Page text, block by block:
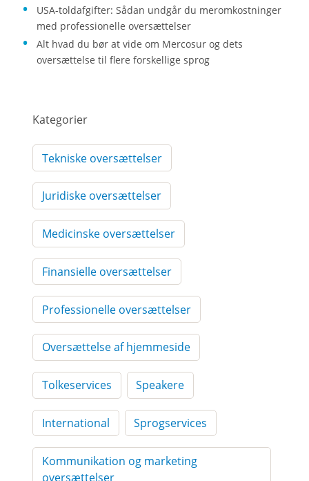
USA-toldafgifter: Sådan undgår du meromkostninger
med professionelle oversættelser
Alt hvad du bør at vide om Mercosur og dets
oversættelse til flere forskellige sprog
Kategorier
Tekniske oversættelser
Juridiske oversættelser
Medicinske oversættelser
Finansielle oversættelser
Professionelle oversættelser
Oversættelse af hjemmeside
Tolkeservices Speakere
International Sprogservices
Kommunikation og marketing
oversættelser